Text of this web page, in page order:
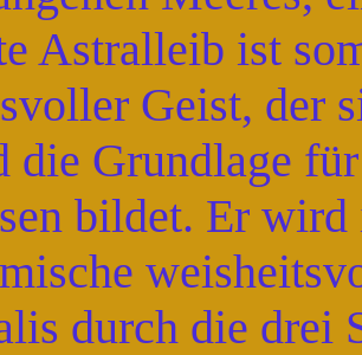
Astralleib ist
Geist, der
die Grundlage
bildet. Er
durch die drei